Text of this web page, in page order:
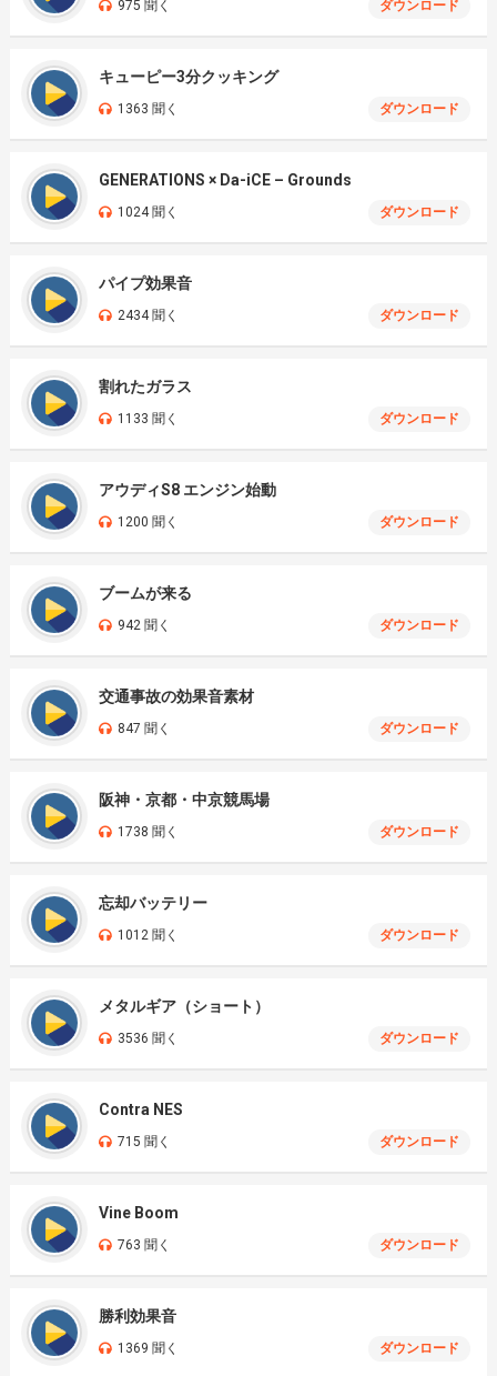
975 聞く ダウンロード
キューピー3分クッキング
1363 聞く ダウンロード
GENERATIONS × Da-iCE – Grounds
1024 聞く ダウンロード
パイプ効果音
2434 聞く ダウンロード
割れたガラス
1133 聞く ダウンロード
アウディS8 エンジン始動
1200 聞く ダウンロード
ブームが来る
942 聞く ダウンロード
交通事故の効果音素材
847 聞く ダウンロード
阪神・京都・中京競馬場
1738 聞く ダウンロード
忘却バッテリー
1012 聞く ダウンロード
メタルギア（ショート）
3536 聞く ダウンロード
Contra NES
715 聞く ダウンロード
Vine Boom
763 聞く ダウンロード
勝利効果音
1369 聞く ダウンロード